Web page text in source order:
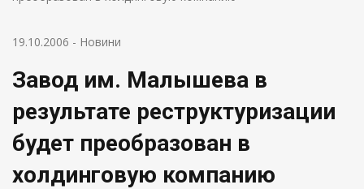
19.10.2006 - Новини
Завод им. Малышева в
результате реструктуризации
будет преобразован в
холдинговую компанию